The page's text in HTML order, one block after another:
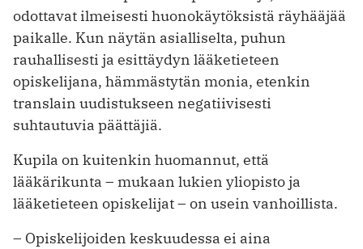
odottavat ilmeisesti huonokäytöksistä räyhääjää
paikalle. Kun näytän asialliselta, puhun
rauhallisesti ja esittäydyn lääketieteen
opiskelijana, hämmästytän monia, etenkin
translain uudistukseen negatiivisesti
suhtautuvia päättäjiä.
Kupila on kuitenkin huomannut, että
lääkärikunta – mukaan lukien yliopisto ja
lääketieteen opiskelijat – on usein vanhoillista.
– Opiskelijoiden keskuudessa ei aina